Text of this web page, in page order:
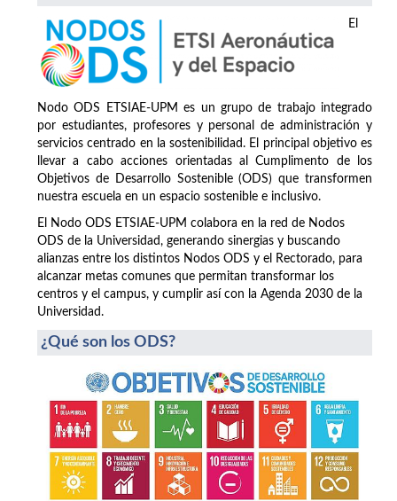
El
Nodo ODS ETSIAE-UPM es un grupo de trabajo integrado
por estudiantes, profesores y personal de administración y
servicios centrado en la sostenibilidad. El principal objetivo es
llevar a cabo acciones orientadas al Cumplimento de los
Objetivos de Desarrollo Sostenible (ODS) que transformen
nuestra escuela en un espacio sostenible e inclusivo.
El Nodo ODS ETSIAE-UPM colabora en la red de Nodos
ODS de la Universidad, generando sinergias y buscando
alianzas entre los distintos Nodos ODS y el Rectorado, para
alcanzar metas comunes que permitan transformar los
centros y el campus, y cumplir así con la Agenda 2030 de la
Universidad.
¿Qué son los ODS?